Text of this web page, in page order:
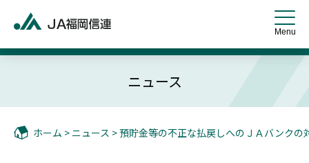
ニュース
ホーム > ニュース > 預貯金等の不正な払戻しへのＪＡバンクの